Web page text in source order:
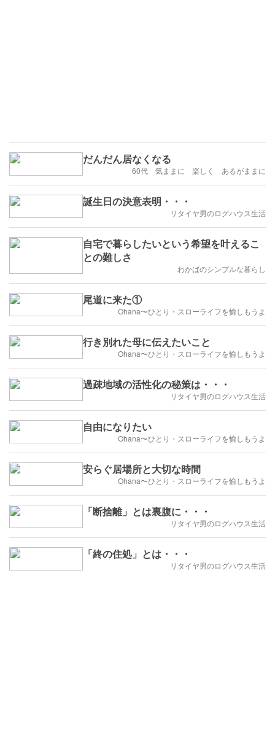
だんだん居なくなる
60代 気ままに 楽しく あるがままに
誕生日の決意表明・・・
リタイヤ男のログハウス生活
自宅で暮らしたいという希望を叶えるこ
との難しさ
わかばのシンプルな暮らし
尾道に来た①
Ohana〜ひとり・スローライフを愉しもうよ
行き別れた母に伝えたいこと
Ohana〜ひとり・スローライフを愉しもうよ
過疎地域の活性化の秘策は・・・
リタイヤ男のログハウス生活
自由になりたい
Ohana〜ひとり・スローライフを愉しもうよ
安らぐ居場所と大切な時間
Ohana〜ひとり・スローライフを愉しもうよ
「断捨離」とは裏腹に・・・
リタイヤ男のログハウス生活
「終の住処」とは・・・
リタイヤ男のログハウス生活